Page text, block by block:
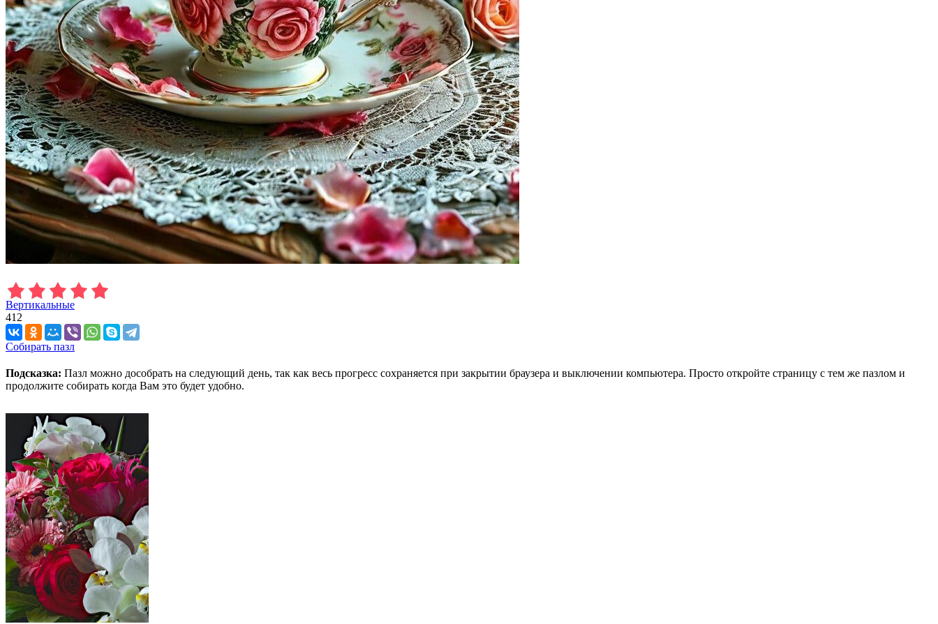
Вертикальные
412
Собирать пазл
Подсказка: Пазл можно дособрать на следующий день, так как весь прогресс сохраняется при закрытии браузера и выключении компьютера. Просто откройте страницу с тем же пазлом и
продолжите собирать когда Вам это будет удобно.